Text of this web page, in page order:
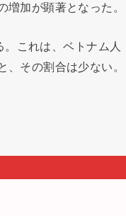
加が顕著となった。
これは、ベトナム人
その割合は少ない。